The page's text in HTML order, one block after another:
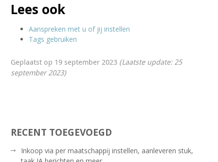
Lees ook
Aanspreken met u of jij instellen
Tags gebruiken
Geplaatst op 19 september 2023 (Laatste update: 25
september 2023)
RECENT TOEGEVOEGD
Inkoop via per maatschappij instellen, aanleveren stuk,